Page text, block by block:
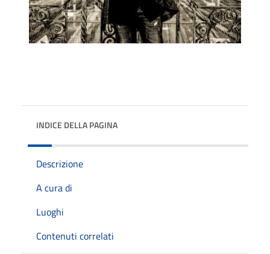
INDICE DELLA PAGINA
Descrizione
A cura di
Luoghi
Contenuti correlati